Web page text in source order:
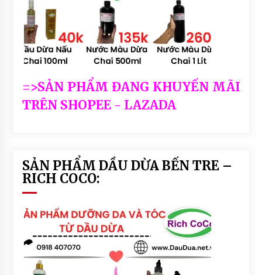
=>SẢN PHẨM ĐANG KHUYẾN MÃI
TRÊN SHOPEE - LAZADA
SẢN PHẨM DẦU DỪA BẾN TRE –
RICH COCO: